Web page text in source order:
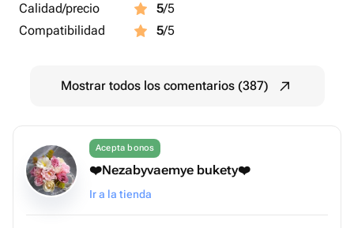
Calidad/precio
5/5
Compatibilidad
5/5
Mostrar todos los comentarios (387)
Acepta bonos
❤️Nezabyvaemye bukety❤️
Ir a la tienda